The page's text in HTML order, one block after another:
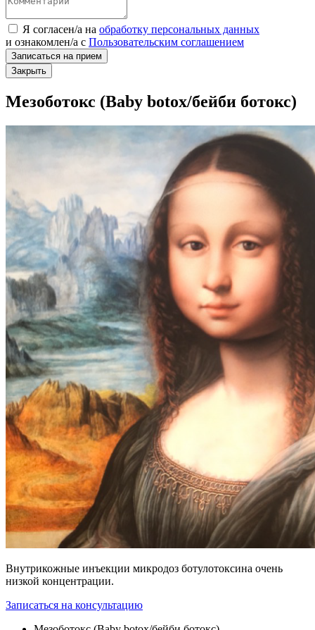
Я согласен/а на обработку персональных данных
и ознакомлен/а с Пользовательским соглашением
Записаться на прием
Закрыть
Мезоботокс (Baby botox/бейби ботокс)
Внутрикожные инъекции микродоз ботулотоксина очень
низкой концентрации.
Записаться на консультацию